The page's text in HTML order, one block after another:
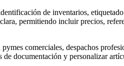
de inventarios,
permitiendo incluir precios,
comerciales, despachos
documentación y personalizar